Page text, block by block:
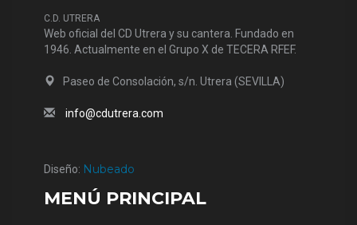
C.D. UTRERA
Web oficial del CD Utrera y su cantera. Fundado en
1946. Actualmente en el Grupo X de TECERA RFEF.
Paseo de Consolación, s/n. Utrera (SEVILLA)
info@cdutrera.com
Diseño: Nubeado
MENÚ PRINCIPAL